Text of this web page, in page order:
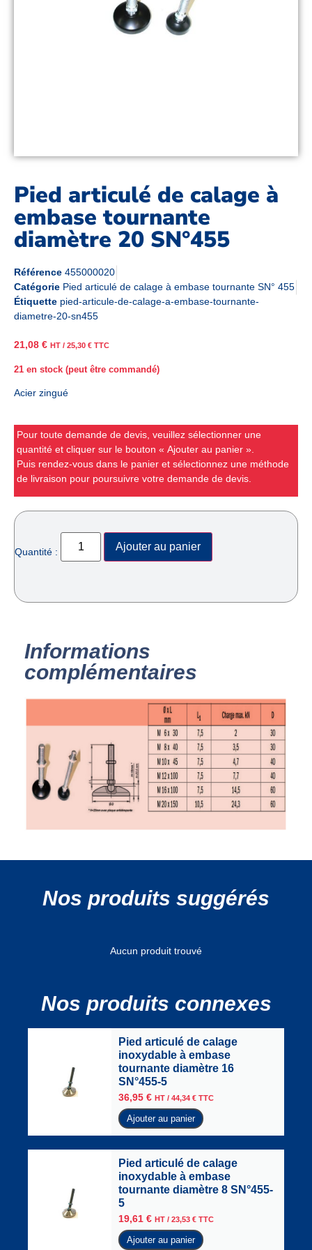
Pied articulé de calage à
embase tournante
diamètre 20 SN°455
Référence 455000020
Catégorie Pied articulé de calage à embase tournante SN° 455
Étiquette pied-articule-de-calage-a-embase-tournante-
diametre-20-sn455
21,08 € HT / 25,30 € TTC
21 en stock (peut être commandé)
Acier zingué
Pour toute demande de devis, veuillez sélectionner une
quantité et cliquer sur le bouton « Ajouter au panier ».
Puis rendez-vous dans le panier et sélectionnez une méthode
de livraison pour poursuivre votre demande de devis.
Quantité : Ajouter au panier
Informations
complémentaires
Nos produits suggérés
Aucun produit trouvé
Nos produits connexes
Pied articulé de calage
inoxydable à embase
tournante diamètre 16
SN°455-5
36,95 € HT / 44,34 € TTC
Ajouter au panier
Pied articulé de calage
inoxydable à embase
tournante diamètre 8 SN°455-
5
19,61 € HT / 23,53 € TTC
Ajouter au panier